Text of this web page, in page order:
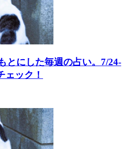
とにした毎週の占い。7/24-
ェック！